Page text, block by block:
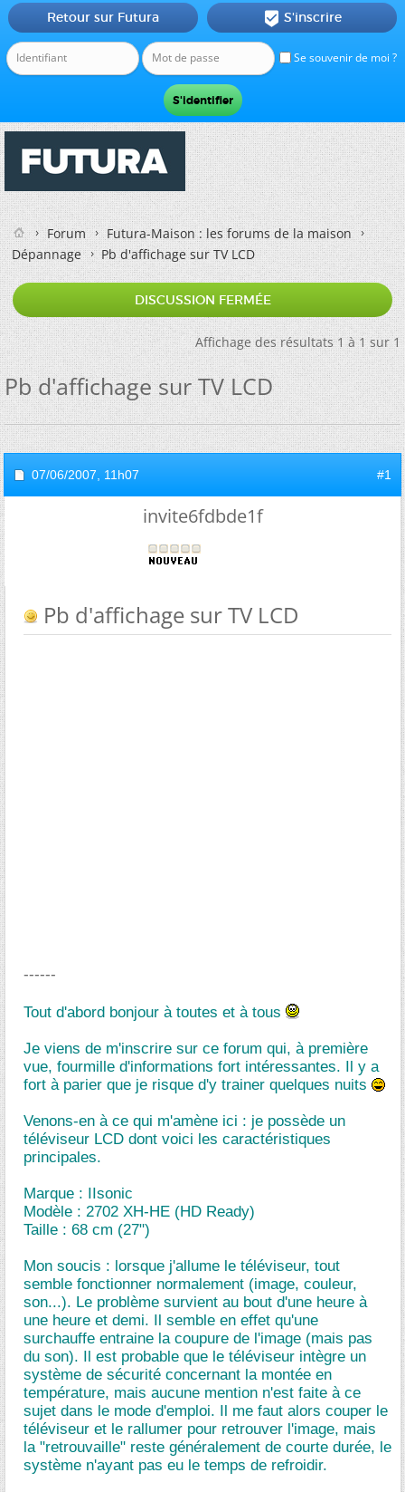
Se souvenir de moi ?
Retour sur Futura  S'inscrire
Forum
Futura-Maison : les forums de la maison
Dépannage
Pb d'affichage sur TV LCD
DISCUSSION FERMÉE
Affichage des résultats 1 à 1 sur 1
Pb d'affichage sur TV LCD
07/06/2007, 11h07 #1
invite6fdbde1f
Pb d'affichage sur TV LCD
------
Tout d'abord bonjour à toutes et à tous
Je viens de m'inscrire sur ce forum qui, à première
vue, fourmille d'informations fort intéressantes. Il y a
fort à parier que je risque d'y trainer quelques nuits
Venons-en à ce qui m'amène ici : je possède un
téléviseur LCD dont voici les caractéristiques
principales.
Marque : IIsonic
Modèle : 2702 XH-HE (HD Ready)
Taille : 68 cm (27")
Mon soucis : lorsque j'allume le téléviseur, tout
semble fonctionner normalement (image, couleur,
son...). Le problème survient au bout d'une heure à
une heure et demi. Il semble en effet qu'une
surchauffe entraine la coupure de l'image (mais pas
du son). Il est probable que le téléviseur intègre un
système de sécurité concernant la montée en
température, mais aucune mention n'est faite à ce
sujet dans le mode d'emploi. Il me faut alors couper le
téléviseur et le rallumer pour retrouver l'image, mais
la "retrouvaille" reste généralement de courte durée, le
système n'ayant pas eu le temps de refroidir.